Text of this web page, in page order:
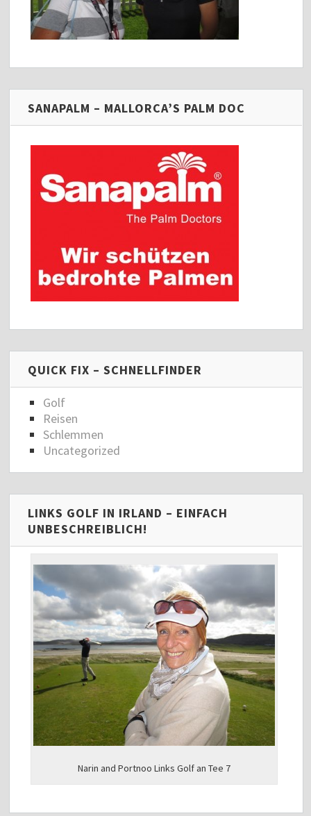
SANAPALM – MALLORCA’S PALM DOC
QUICK FIX – SCHNELLFINDER
Golf
Reisen
Schlemmen
Uncategorized
LINKS GOLF IN IRLAND – EINFACH
UNBESCHREIBLICH!
Narin and Portnoo Links Golf an Tee 7